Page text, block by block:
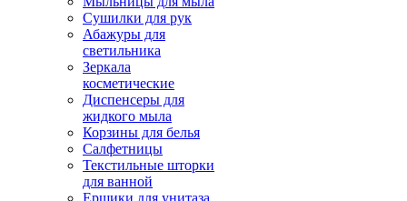
Сушилки для рук
Абажуры для
светильника
Зеркала
косметические
Диспенсеры для
жидкого мыла
Корзины для белья
Салфетницы
Текстильные шторки
для ванной
Ершики для унитаза